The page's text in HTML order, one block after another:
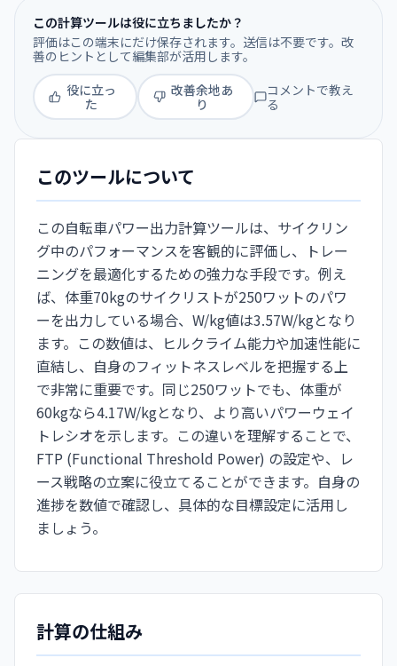
この計算ツールは役に立ちましたか？
評価はこの端末にだけ保存されます。送信は不要です。改
善のヒントとして編集部が活用します。
役に立っ
た
改善余地あ
り
コメントで教え
る
このツールについて
この自転車パワー出力計算ツールは、サイクリン
グ中のパフォーマンスを客観的に評価し、トレー
ニングを最適化するための強力な手段です。例え
ば、体重70kgのサイクリストが250ワットのパワ
ーを出力している場合、W/kg値は3.57W/kgとなり
ます。この数値は、ヒルクライム能力や加速性能に
直結し、自身のフィットネスレベルを把握する上
で非常に重要です。同じ250ワットでも、体重が
60kgなら4.17W/kgとなり、より高いパワーウェイ
トレシオを示します。この違いを理解することで、
FTP (Functional Threshold Power) の設定や、レ
ース戦略の立案に役立てることができます。自身の
進捗を数値で確認し、具体的な目標設定に活用し
ましょう。
計算の仕組み